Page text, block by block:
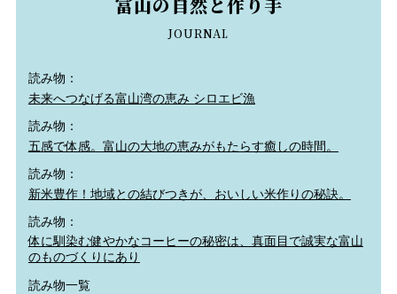
JOURNAL
読み物：
未来へつなげる富山湾の恵み シロエビ漁
読み物：
五感で体感。富山の大地の恵みがもたらす癒しの時間。
読み物：
新米豊作！地域との結びつきが、おいしい米作りの秘訣。
読み物：
体に馴染む健やかなコーヒーの秘密は、真面目で誠実な富山
のものづくりにあり
読み物一覧